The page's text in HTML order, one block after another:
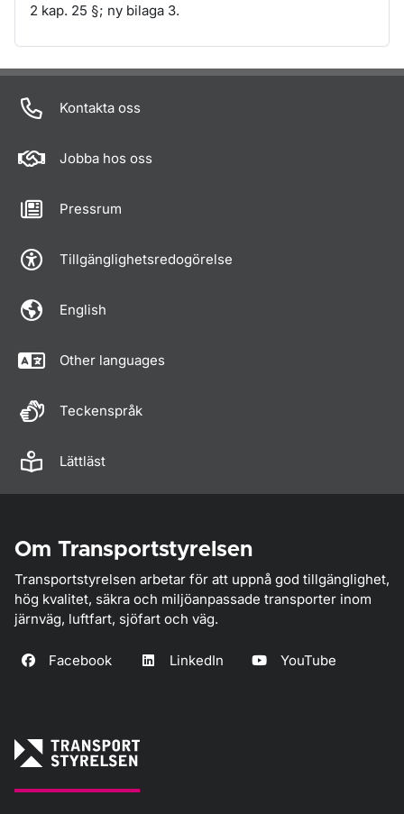
2 kap. 25 §; ny bilaga 3.
Om sidan
Kontakta oss
Jobba hos oss
Pressrum
Tillgänglighetsredogörelse
English
Other languages
Teckenspråk
Lättläst
Om Transportstyrelsen
Transportstyrelsen arbetar för att uppnå god tillgänglighet,
hög kvalitet, säkra och miljöanpassade transporter inom
järnväg, luftfart, sjöfart och väg.
Facebook LinkedIn YouTube